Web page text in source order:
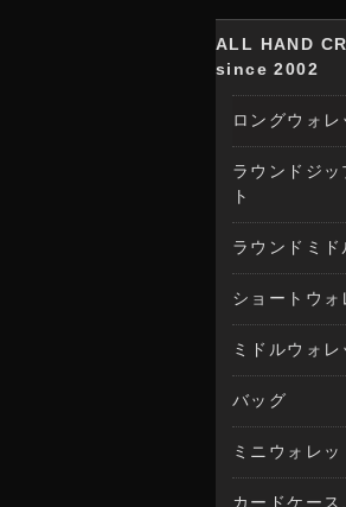
ALL HAND
since 2002
ロングウォレ
ラウンドジッ
ト
ラウンドミド
ショートウォ
ミドルウォレ
バッグ
ミニウォレッ
カードケース